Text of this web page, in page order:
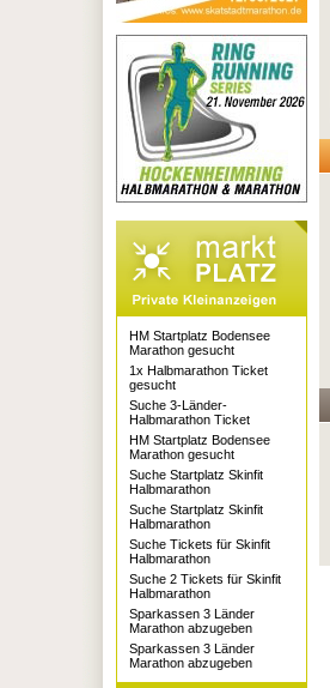
HM Startplatz Bodensee
Marathon gesucht
1x Halbmarathon Ticket
gesucht
Suche 3-Länder-
Halbmarathon Ticket
HM Startplatz Bodensee
Marathon gesucht
Suche Startplatz Skinfit
Halbmarathon
Suche Startplatz Skinfit
Halbmarathon
Suche Tickets für Skinfit
Halbmarathon
Suche 2 Tickets für Skinfit
Halbmarathon
Sparkassen 3 Länder
Marathon abzugeben
Sparkassen 3 Länder
Marathon abzugeben